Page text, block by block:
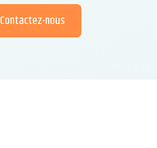
Contactez-nous